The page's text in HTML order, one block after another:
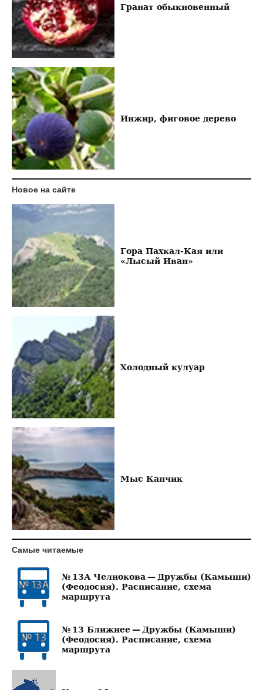
Гранат обыкновенный
Инжир, фиговое дерево
Новое на сайте
Гора Пахкал-Кая или
«Лысый Иван»
Холодный кулуар
Мыс Капчик
Самые читаемые
№ 13А Челнокова — Дружбы (Камыши)
(Феодосия). Расписание, схема
маршрута
№ 13 Ближнее — Дружбы (Камыши)
(Феодосия). Расписание, схема
маршрута